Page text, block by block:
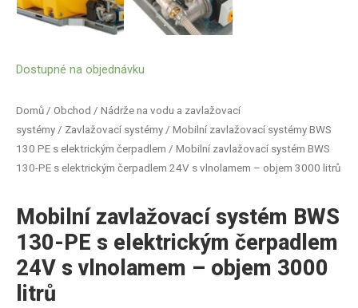
Domů / Obchod / Nádrže na vodu a zavlažovací
systémy / Zavlažovací systémy / Mobilní zavlažovací systémy BWS
130 PE s elektrickým čerpadlem / Mobilní zavlažovací systém BWS
130-PE s elektrickým čerpadlem 24V s vlnolamem – objem 3000 litrů
Mobilní zavlažovací systém BWS
130-PE s elektrickým čerpadlem
24V s vlnolamem – objem 3000
litrů
Dostupné na objednávku